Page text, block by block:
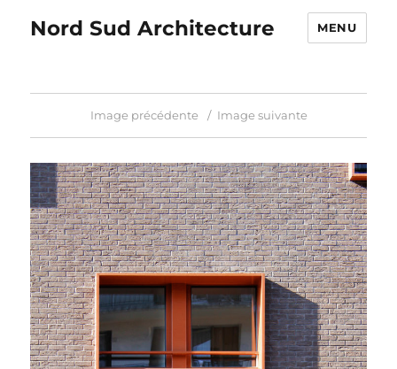
Nord Sud Architecture MENU
Image précédente Image suivante